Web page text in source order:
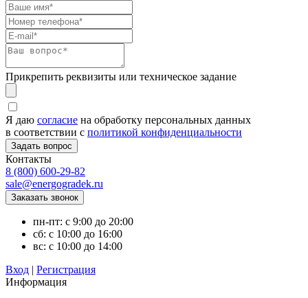
Прикрепить реквизиты или техническое задание
Я даю согласие на обработку персональных данных
в соответствии с политикой конфиденциальности
Контакты
8 (800) 600-29-82
sale@energogradek.ru
пн-пт: с 9:00 до 20:00
сб: с 10:00 до 16:00
вс: с 10:00 до 14:00
Вход | Регистрация
Информация